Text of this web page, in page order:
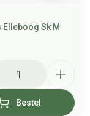
Elleboog Sk M
Bestel